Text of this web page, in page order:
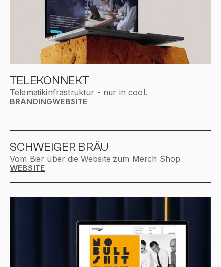
TELEKONNEKT
Telematikinfrastruktur - nur in cool.
BRANDINGWEBSITE
SCHWEIGER BRÄU
Vom Bier über die Website zum Merch Shop
WEBSITE